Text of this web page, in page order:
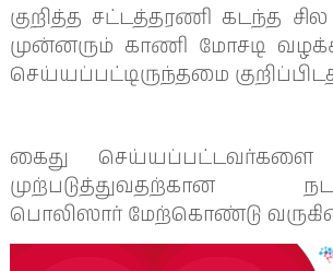
குறித்த சட்டத்தரணி கடந்த
முன்னரும் காணி மோசடி
செய்யப்பட்டிருந்தமை
கைது செய்யப்பட்டவர்களை
முற்படுத்துவதற்கான
பொலிஸார் மேற்கொண்டு